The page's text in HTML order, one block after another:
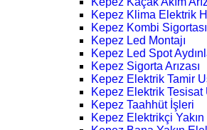
Kepez Klima Elektrik
Kepez Kombi Sigortası
Kepez Led Montajı
Kepez Led Spot
Kepez Sigorta Arızası
Kepez Elektrik Tamir
Kepez Elektrik Tesisat
Kepez Taahhüt İşleri
Kepez Elektrikçi Yakın